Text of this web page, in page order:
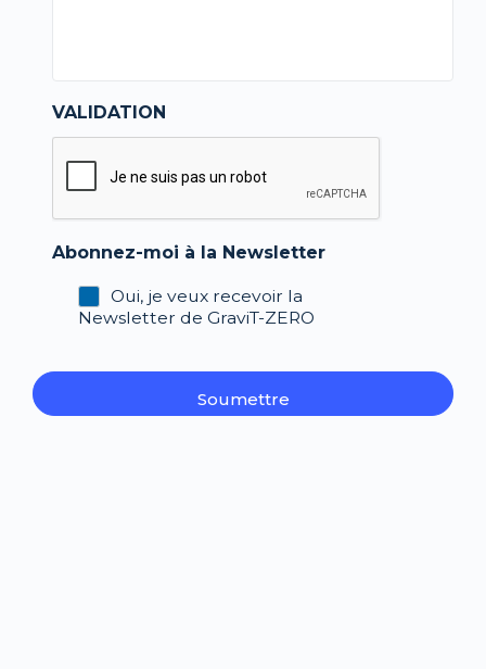
VALIDATION
Abonnez-moi à la Newsletter
Oui, je veux recevoir la
Newsletter de GraviT-ZERO